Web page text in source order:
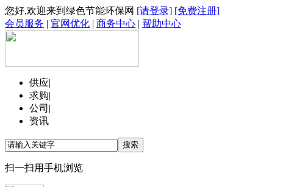
您好,欢迎来到绿色节能环保网 [请登录] [免费注册]
会员服务 | 官网优化 | 商务中心 | 帮助中心
供应|
求购|
公司 |
资讯
扫一扫用手机浏览